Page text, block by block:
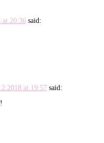
at 20:36 said:
at 19:57 said: